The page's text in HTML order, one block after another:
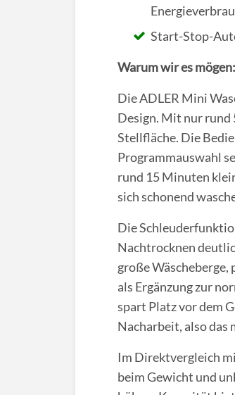
Start-Stop-
Warum wir es mögen:
Die ADLER Mini
Design. Mit nur rund
Stellfläche. Die
Programmauswahl
rund 15 Minuten
sich schonend
Die
Nachtrocknen
große
als Ergänzung zur
spart Platz vor dem
Nacharbeit, also das
Im Direktvergleich
beim Gewicht und